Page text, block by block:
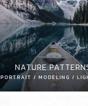
NATURE
PORTRAIT / MODELING /